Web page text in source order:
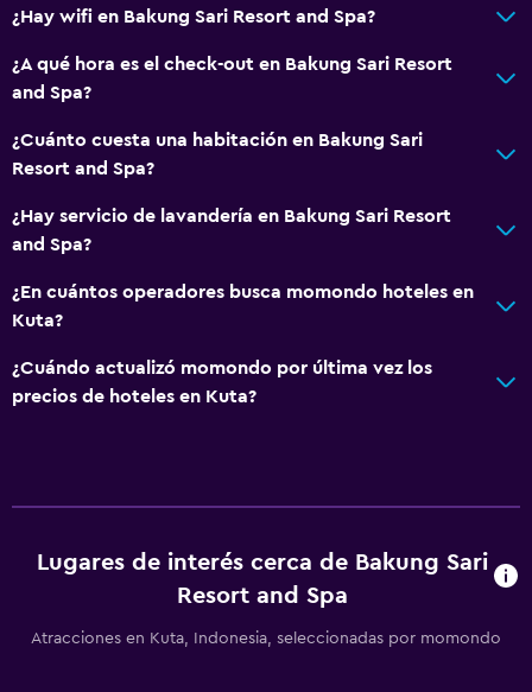
¿Hay wifi en Bakung Sari Resort and Spa?
¿A qué hora es el check-out en Bakung Sari Resort
and Spa?
¿Cuánto cuesta una habitación en Bakung Sari
Resort and Spa?
¿Hay servicio de lavandería en Bakung Sari Resort
and Spa?
¿En cuántos operadores busca momondo hoteles en
Kuta?
¿Cuándo actualizó momondo por última vez los
precios de hoteles en Kuta?
Lugares de interés cerca de Bakung Sari
Resort and Spa
Atracciones en Kuta, Indonesia, seleccionadas por momondo